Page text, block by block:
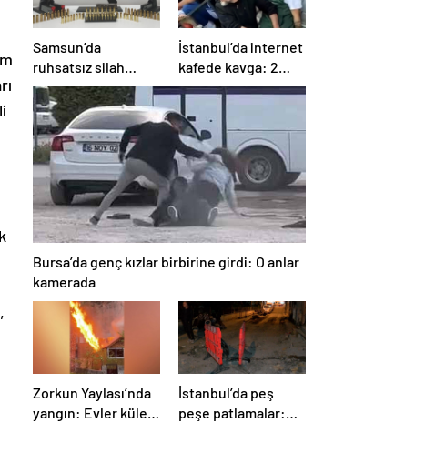
Samsun’da
ruhsatsız silah
operasyonu: 1 kişi
yakalandı
İstanbul’da internet
kafede kavga: 2
yaralı
Bursa’da genç kızlar birbirine girdi: O anlar
kamerada
Zorkun Yaylası’nda
yangın: Evler küle
İstanbul’da peş
peşe patlamalar: